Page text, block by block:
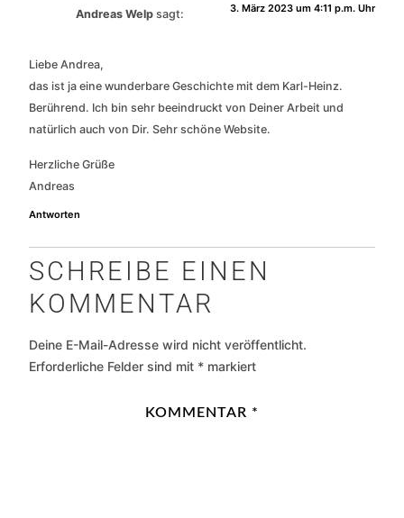
Andreas Welp sagt: 3. März 2023 um 4:11 p.m. Uhr
Liebe Andrea,
das ist ja eine wunderbare Geschichte mit dem Karl-Heinz.
Berührend. Ich bin sehr beeindruckt von Deiner Arbeit und
natürlich auch von Dir. Sehr schöne Website.
Herzliche Grüße
Andreas
Antworten
SCHREIBE EINEN
KOMMENTAR
Deine E-Mail-Adresse wird nicht veröffentlicht.
Erforderliche Felder sind mit * markiert
KOMMENTAR *